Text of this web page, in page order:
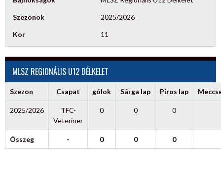
Szezonok 2025/2026
Kor 11
MLSZ REGIONÁLIS U12 DÉLKELET
Szezon Csapat gólok Sárga lap Piros lap
2025/2026
TFC-
Veteriner
0 0 0
Összeg - 0 0 0